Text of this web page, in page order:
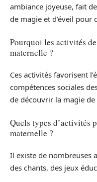
ambiance joyeuse, fait
de magie et d’éveil pour
Pourquoi les activités
maternelle ?
Ces activités favorisent
compétences sociales
de découvrir la magie de
Quels types d’activités
maternelle ?
Il existe de nombreuses
des chants, des jeux